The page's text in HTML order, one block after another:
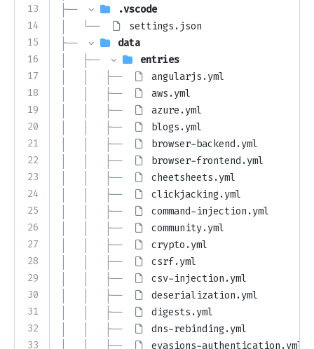
13
14
15
16
17
18
19
20
21
22
23
24
25
26
27
28
29
30
31
32
33
├──
.vscode
│   └──
settings.json
├──
data
│   ├──
entries
│   │   ├──
angularjs.yml
│   │   ├──
aws.yml
│   │   ├──
azure.yml
│   │   ├──
blogs.yml
│   │   ├──
browser-backend.yml
│   │   ├──
browser-frontend.yml
│   │   ├──
cheetsheets.yml
│   │   ├──
clickjacking.yml
│   │   ├──
command-injection.yml
│   │   ├──
community.yml
│   │   ├──
crypto.yml
│   │   ├──
csrf.yml
│   │   ├──
csv-injection.yml
│   │   ├──
deserialization.yml
│   │   ├──
digests.yml
│   │   ├──
dns-rebinding.yml
│   │   ├──
evasions-authentication.yml